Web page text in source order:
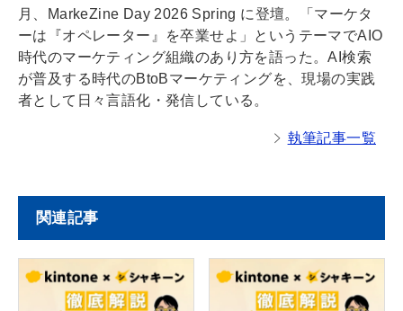
月、MarkeZine Day 2026 Spring に登壇。「マーケタ
ーは『オペレーター』を卒業せよ」というテーマでAIO
時代のマーケティング組織のあり方を語った。AI検索
が普及する時代のBtoBマーケティングを、現場の実践
者として日々言語化・発信している。
執筆記事一覧
関連記事